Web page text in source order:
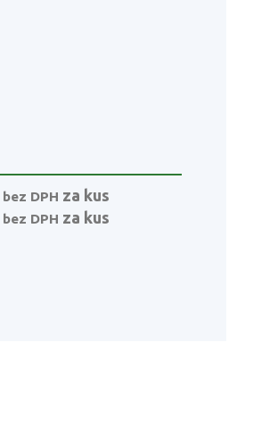
bez DPH za kus
bez DPH za kus